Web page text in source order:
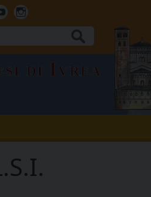
YoutubeInstagram
di Ivrea